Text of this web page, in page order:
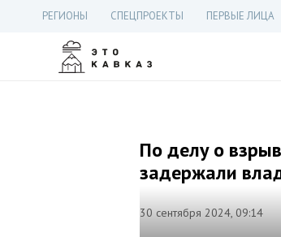
РЕГИОНЫ СПЕЦПРОЕКТЫ ПЕРВЫЕ ЛИЦА
По делу о
задержали
30 сентября 2024, 09:14